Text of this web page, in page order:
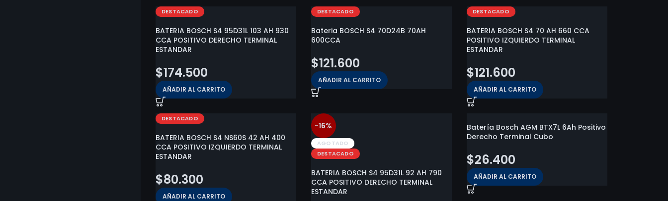
DESTACADO
BATERIA BOSCH S4 95D31L 103 AH 930
CCA POSITIVO DERECHO TERMINAL
ESTANDAR
$174.500
AÑADIR AL CARRITO
DESTACADO
Bateria BOSCH S4 70D24B 70AH
600CCA
$121.600
AÑADIR AL CARRITO
DESTACADO
BATERIA BOSCH S4 70 AH 660 CCA
POSITIVO IZQUIERDO TERMINAL
ESTANDAR
$121.600
AÑADIR AL CARRITO
DESTACADO
BATERIA BOSCH S4 NS60S 42 AH 400
CCA POSITIVO IZQUIERDO TERMINAL
ESTANDAR
$80.300
AÑADIR AL CARRITO
-16%
AGOTADO
DESTACADO
BATERIA BOSCH S4 95D31L 92 AH 790
CCA POSITIVO DERECHO TERMINAL
ESTANDAR
Batería Bosch AGM BTX7L 6Ah Positivo
Derecho Terminal Cubo
$26.400
AÑADIR AL CARRITO